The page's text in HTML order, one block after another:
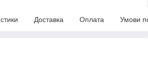
Доставка Оплата Умови